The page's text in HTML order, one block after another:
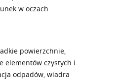
w oczach
powierzchnie,
elementów czystych i
odpadów, wiadra